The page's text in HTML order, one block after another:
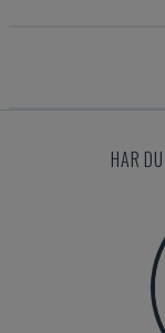
HAR